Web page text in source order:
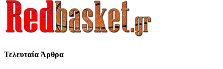
Τελευταία Άρθρα